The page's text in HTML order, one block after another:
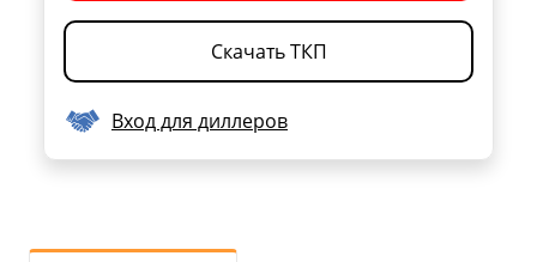
Скачать ТКП
Вход для диллеров